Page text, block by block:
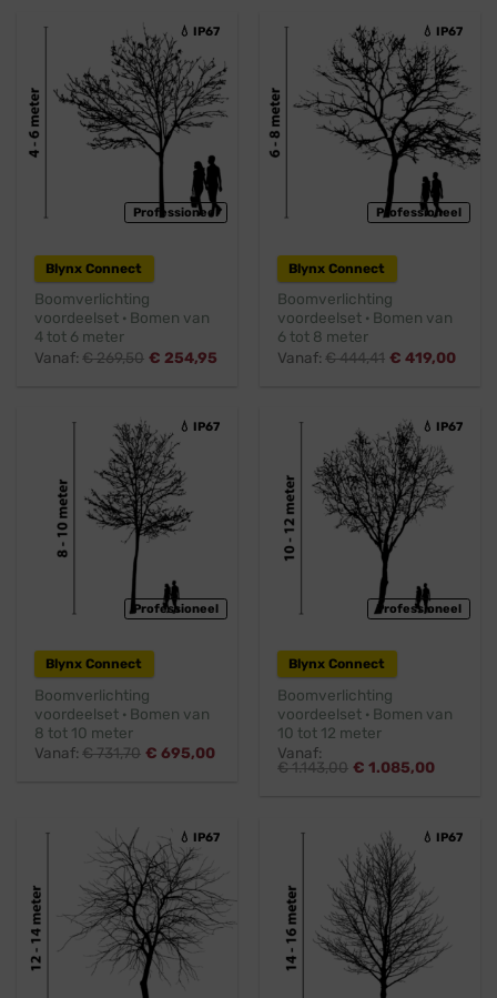
💧 IP67
Professioneel
Blynx Connect
Boomverlichting
voordeelset · Bomen van
4 tot 6 meter
Vanaf:€269,50 € 254,95
💧 IP67
Professioneel
Blynx Connect
Boomverlichting
voordeelset · Bomen van
6 tot 8 meter
Vanaf:€444,41 € 419,00
💧 IP67
Professioneel
Blynx Connect
Boomverlichting
voordeelset · Bomen van
8 tot 10 meter
Vanaf:€731,70 € 695,00
💧 IP67
Professioneel
Blynx Connect
Boomverlichting
voordeelset · Bomen van
10 tot 12 meter
Vanaf:
€1.143,00 € 1.085,00
💧 IP67 💧 IP67